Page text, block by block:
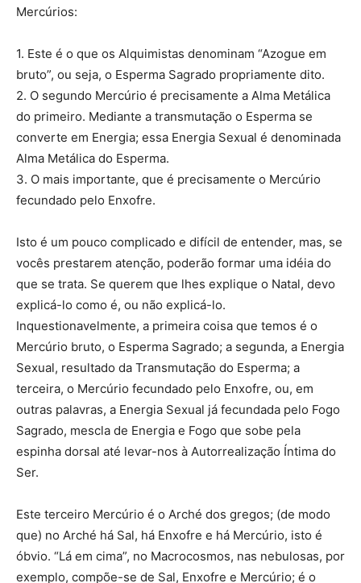
Mercúrios:
1. Este é o que os Alquimistas denominam “Azogue em
bruto”, ou seja, o Esperma Sagrado propriamente dito.
2. O segundo Mercúrio é precisamente a Alma Metálica
do primeiro. Mediante a transmutação o Esperma se
converte em Energia; essa Energia Sexual é denominada
Alma Metálica do Esperma.
3. O mais importante, que é precisamente o Mercúrio
fecundado pelo Enxofre.
Isto é um pouco complicado e difícil de entender, mas, se
vocês prestarem atenção, poderão formar uma idéia do
que se trata. Se querem que lhes explique o Natal, devo
explicá-lo como é, ou não explicá-lo.
Inquestionavelmente, a primeira coisa que temos é o
Mercúrio bruto, o Esperma Sagrado; a segunda, a Energia
Sexual, resultado da Transmutação do Esperma; a
terceira, o Mercúrio fecundado pelo Enxofre, ou, em
outras palavras, a Energia Sexual já fecundada pelo Fogo
Sagrado, mescla de Energia e Fogo que sobe pela
espinha dorsal até levar-nos à Autorrealização Íntima do
Ser.
Este terceiro Mercúrio é o Arché dos gregos; (de modo
que) no Arché há Sal, há Enxofre e há Mercúrio, isto é
óbvio. “Lá em cima”, no Macrocosmos, nas nebulosas, por
exemplo, compõe-se de Sal, Enxofre e Mercúrio; é o